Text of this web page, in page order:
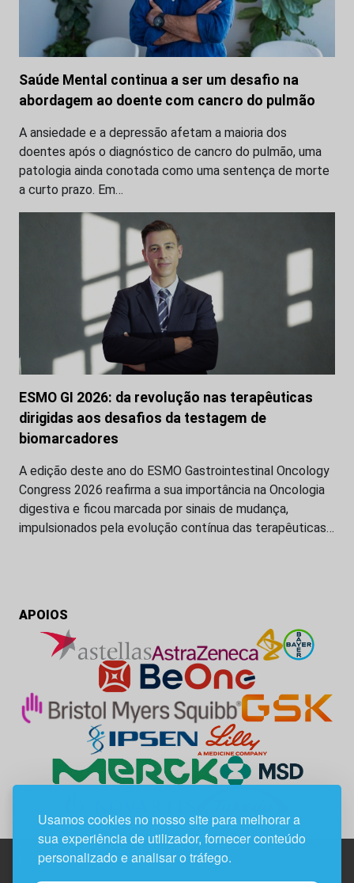
Usamos cookies no nosso site para melhorar a
sua experiência de utilizador, fornecer conteúdo
personalizado e analisar o tráfego.
Saúde Mental continua a ser um desafio na
abordagem ao doente com cancro do pulmão
A ansiedade e a depressão afetam a maioria dos
doentes após o diagnóstico de cancro do pulmão, uma
patologia ainda conotada como uma sentença de morte
a curto prazo. Em…
ESMO GI 2026: da revolução nas terapêuticas
dirigidas aos desafios da testagem de
biomarcadores
A edição deste ano do ESMO Gastrointestinal Oncology
Congress 2026 reafirma a sua importância na Oncologia
digestiva e ficou marcada por sinais de mudança,
impulsionados pela evolução contínua das terapêuticas…
APOIOS